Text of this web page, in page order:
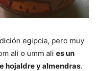
egipcia, pero muy
ali o umm ali es un
hojaldre y almendras.